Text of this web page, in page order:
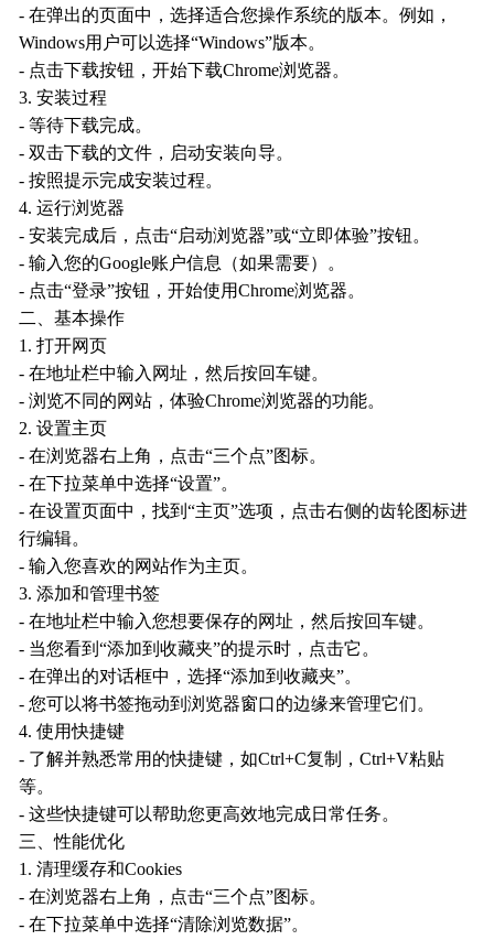
- 在弹出的页面中，选择适合您操作系统的版本。例如，
Windows用户可以选择“Windows”版本。
- 点击下载按钮，开始下载Chrome浏览器。
3. 安装过程
- 等待下载完成。
- 双击下载的文件，启动安装向导。
- 按照提示完成安装过程。
4. 运行浏览器
- 安装完成后，点击“启动浏览器”或“立即体验”按钮。
- 输入您的Google账户信息（如果需要）。
- 点击“登录”按钮，开始使用Chrome浏览器。
二、基本操作
1. 打开网页
- 在地址栏中输入网址，然后按回车键。
- 浏览不同的网站，体验Chrome浏览器的功能。
2. 设置主页
- 在浏览器右上角，点击“三个点”图标。
- 在下拉菜单中选择“设置”。
- 在设置页面中，找到“主页”选项，点击右侧的齿轮图标进
行编辑。
- 输入您喜欢的网站作为主页。
3. 添加和管理书签
- 在地址栏中输入您想要保存的网址，然后按回车键。
- 当您看到“添加到收藏夹”的提示时，点击它。
- 在弹出的对话框中，选择“添加到收藏夹”。
- 您可以将书签拖动到浏览器窗口的边缘来管理它们。
4. 使用快捷键
- 了解并熟悉常用的快捷键，如Ctrl+C复制，Ctrl+V粘贴
等。
- 这些快捷键可以帮助您更高效地完成日常任务。
三、性能优化
1. 清理缓存和Cookies
- 在浏览器右上角，点击“三个点”图标。
- 在下拉菜单中选择“清除浏览数据”。